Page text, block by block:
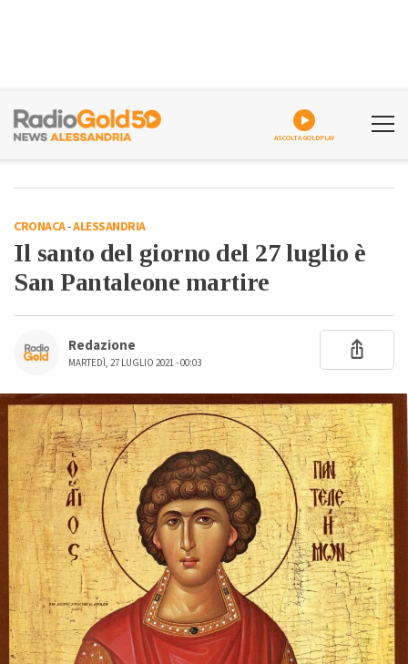
ASCOLTA GOLDPLAY
CRONACA-ALESSANDRIA
Il santo del giorno del 27 luglio è
San Pantaleone martire
Redazione
MARTEDÌ, 27 LUGLIO 2021 - 00:03